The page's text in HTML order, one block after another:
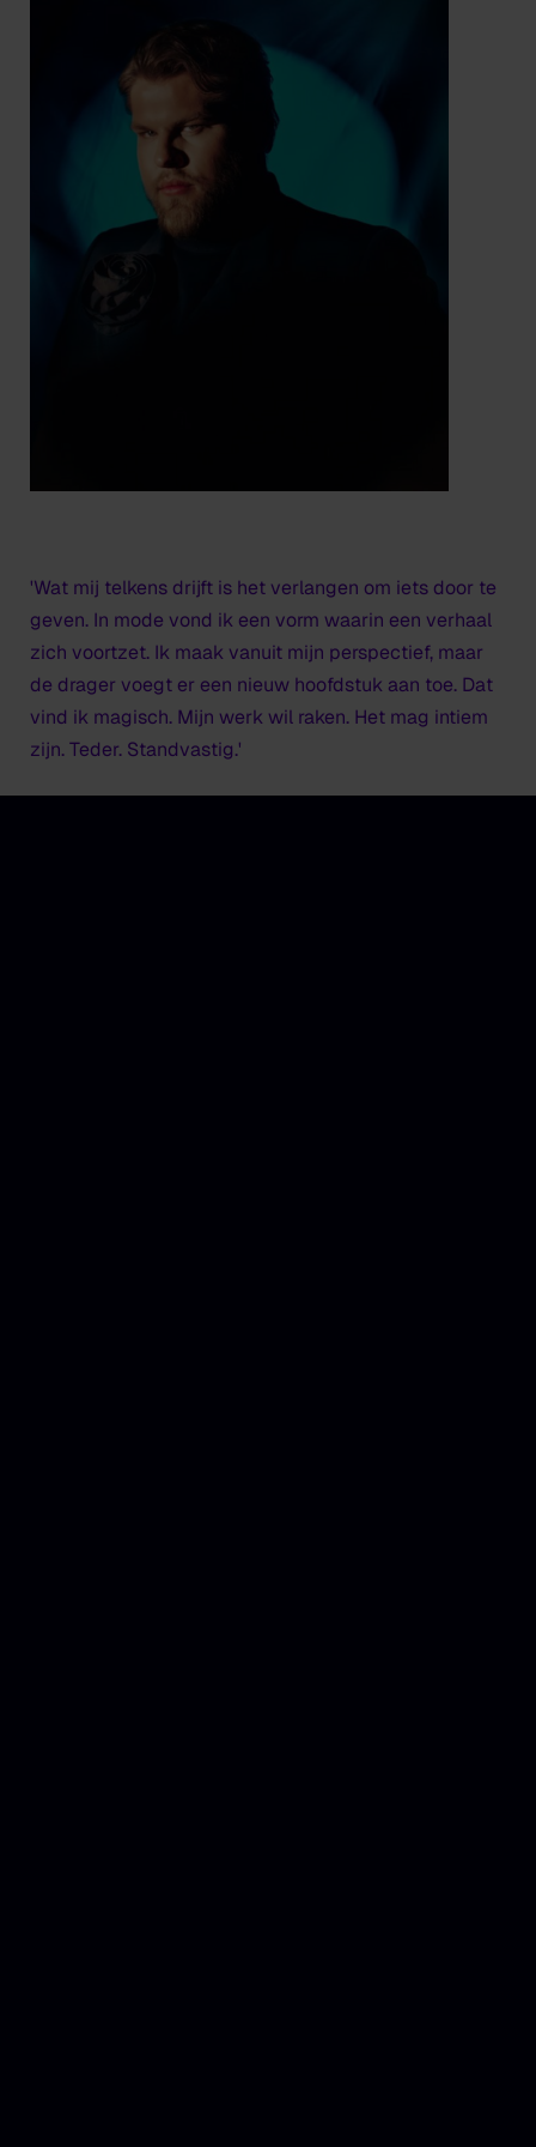
'Wat mij telkens drijft is het verlangen om iets door te
geven. In mode vond ik een vorm waarin een verhaal
zich voortzet. Ik maak vanuit mijn perspectief, maar
de drager voegt er een nieuw hoofdstuk aan toe. Dat
vind ik magisch. Mijn werk wil raken. Het mag intiem
zijn. Teder. Standvastig.'